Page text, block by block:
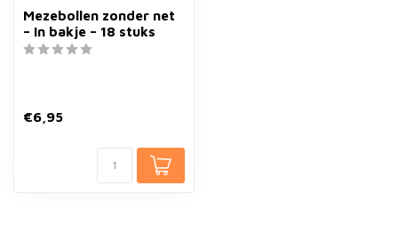
Mezebollen zonder net
– In bakje – 18 stuks
€6,95